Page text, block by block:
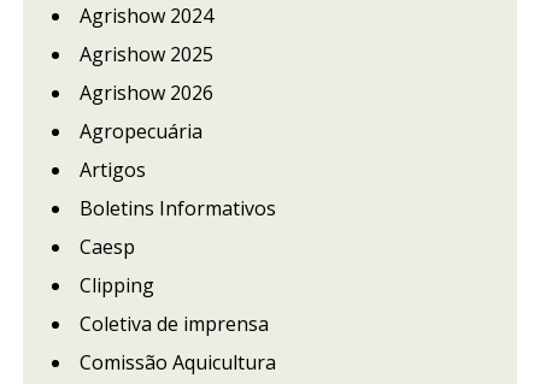
Agrishow 2024
Agrishow 2025
Agrishow 2026
Agropecuária
Artigos
Boletins Informativos
Caesp
Clipping
Coletiva de imprensa
Comissão Aquicultura